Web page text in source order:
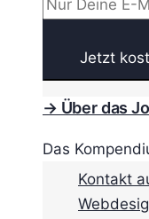
→ Über das
Das
Kontakt